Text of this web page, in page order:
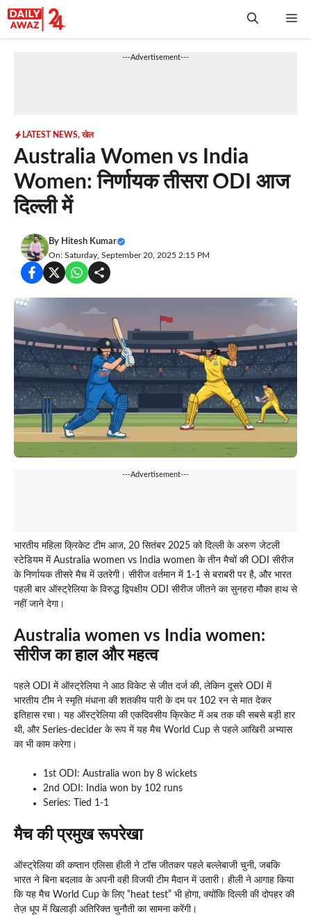
Skip
to
---Advertisement---
LATEST NEWS,खेल
Australia Women vs India
Women: निर्णायक तीसरा ODI आज
दिल्ली में
By Hitesh Kumar
On: Saturday, September 20, 2025 2:15 PM
---Advertisement---
भारतीय महिला क्रिकेट टीम आज, 20 सितंबर 2025 को दिल्ली के अरुण जेटली
स्टेडियम में Australia women vs India women के तीन मैचों की ODI सीरीज
के निर्णायक तीसरे मैच में उतरेगी। सीरीज वर्तमान में 1-1 से बराबरी पर है, और भारत
पहली बार ऑस्ट्रेलिया के विरुद्ध द्विपक्षीय ODI सीरीज जीतने का सुनहरा मौका हाथ से
नहीं जाने देगा।
Australia women vs India women:
सीरीज का हाल और महत्व
पहले ODI में ऑस्ट्रेलिया ने आठ विकेट से जीत दर्ज की, लेकिन दूसरे ODI में
भारतीय टीम ने स्मृति मंधाना की शतकीय पारी के दम पर 102 रन से मात देकर
इतिहास रचा। यह ऑस्ट्रेलिया की एकदिवसीय क्रिकेट में अब तक की सबसे बड़ी हार
थी, और Series-decider के रूप में यह मैच World Cup से पहले आखिरी अभ्यास
का भी काम करेगा।
1st ODI: Australia won by 8 wickets
2nd ODI: India won by 102 runs
Series: Tied 1-1
मैच की प्रमुख रूपरेखा
ऑस्ट्रेलिया की कप्तान एलिसा हीली ने टॉस जीतकर पहले बल्लेबाजी चुनी, जबकि
भारत ने बिना बदलाव के अपनी वही विजयी टीम मैदान में उतारी। हीली ने आगाह किया
कि यह मैच World Cup के लिए “heat test” भी होगा, क्योंकि दिल्ली की दोपहर की
तेज़ धूप में खिलाड़ी अतिरिक्त चुनौती का सामना करेंगी।